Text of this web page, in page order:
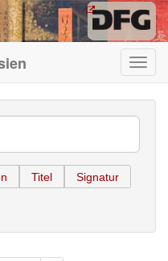
Titel Signatur